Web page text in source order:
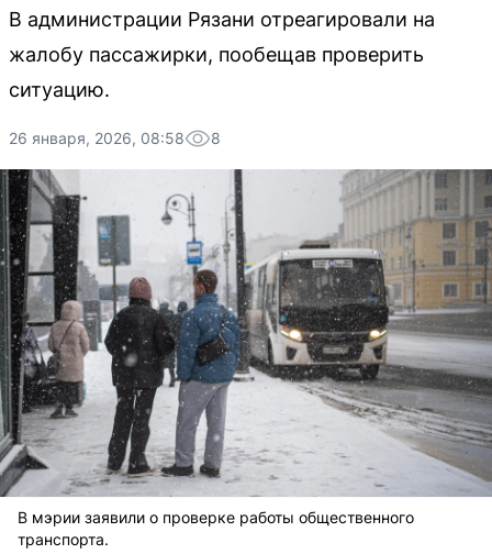
В администрации Рязани отреагировали на
жалобу пассажирки, пообещав проверить
ситуацию.
26 января, 2026, 08:58 8
В мэрии заявили о проверке работы общественного
транспорта.